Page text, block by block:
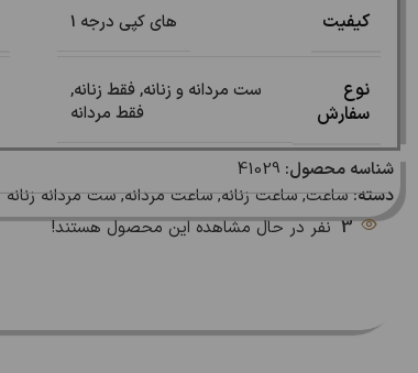
کیفیت های کپی درجه 1
نوع
سفارش
ست مردانه و زنانه,فقط زنانه,
فقط مردانه
شناسه محصول: 41029
دسته: ساعت, ساعت زنانه, ساعت مردانه, ست مردانه زنانه
3 نفر در حال مشاهده این محصول هستند!